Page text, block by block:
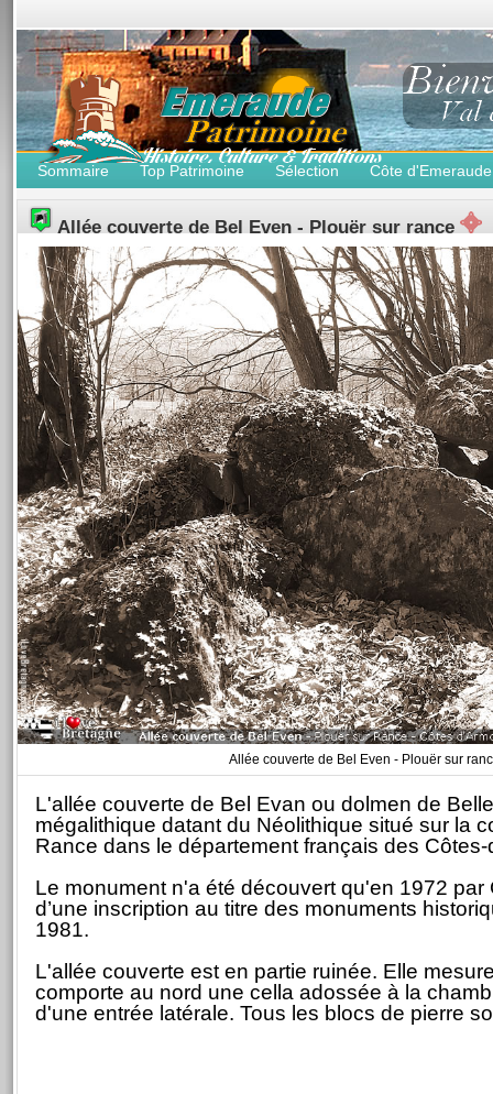
Sommaire Top Patrimoine Sélection Côte d'Emeraude
Allée couverte de Bel Even - Plouër sur rance
Allée couverte de Bel Even - Plouër sur
L'allée couverte de Bel Evan ou dolmen de
mégalithique datant du Néolithique situé sur la
Rance dans le département français des Côtes-
Le monument n'a été découvert qu'en 1972 par
d’une inscription au titre des monuments
1981.
L'allée couverte est en partie ruinée. Elle
comporte au nord une cella adossée à la
d'une entrée latérale. Tous les blocs de pierre